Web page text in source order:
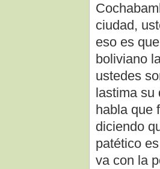
ciudad,
eso es
boliviano
ustedes
lastima
habla que
diciendo
patético
va con la